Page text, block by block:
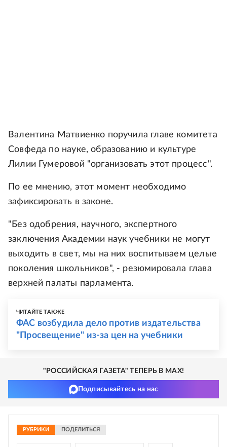
Валентина Матвиенко поручила главе комитета
Совфеда по науке, образованию и культуре
Лилии Гумеровой "организовать этот процесс".
По ее мнению, этот момент необходимо
зафиксировать в законе.
"Без одобрения, научного, экспертного
заключения Академии наук учебники не могут
выходить в свет, мы на них воспитываем целые
поколения школьников", - резюмировала глава
верхней палаты парламента.
ЧИТАЙТЕ ТАКЖЕ
ФАС возбудила дело против издательства
"Просвещение" из-за цен на учебники
"РОССИЙСКАЯ ГАЗЕТА" ТЕПЕРЬ В MAX!
Подписывайтесь на нас
РУБРИКИ ПОДЕЛИТЬСЯ